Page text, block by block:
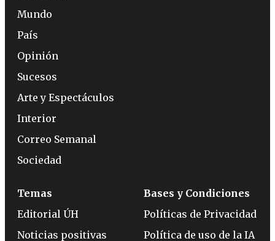
Mundo
País
Opinión
Sucesos
Arte y Espectáculos
Interior
Correo Semanal
Sociedad
Temas
Editorial ÚH
Noticias positivas
Bases y Condiciones
Políticas de Privacidad
Política de uso de la IA